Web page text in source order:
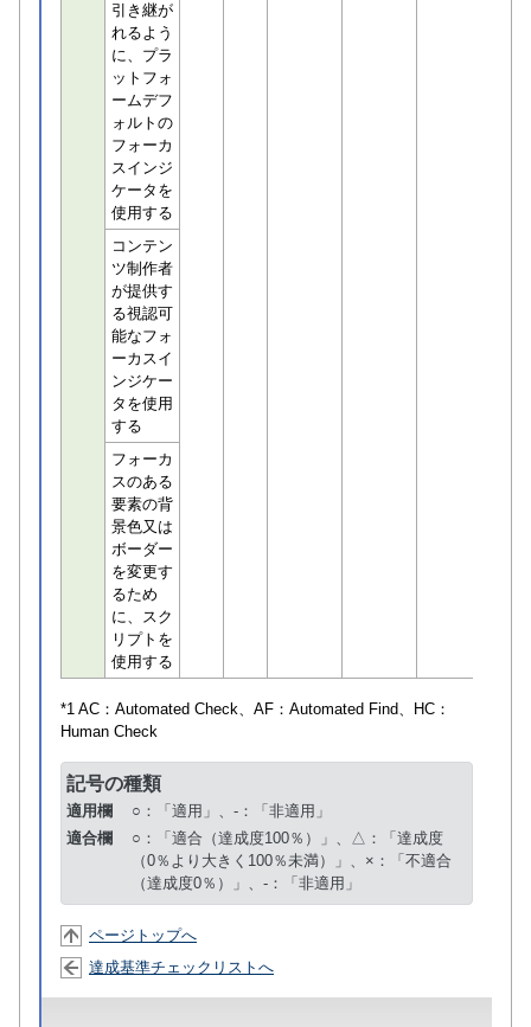
引き継が
れるよう
に、プラ
ットフォ
ームデフ
ォルトの
フォーカ
スインジ
ケータを
使用する
コンテン
ツ制作者
が提供す
る視認可
能なフォ
ーカスイ
ンジケー
タを使用
する
フォーカ
スのある
要素の背
景色又は
ボーダー
を変更す
るため
に、スク
リプトを
使用する
*1 AC： Automated Check、AF： Automated Find、HC：
Human Check
記号の種類
適用欄
○：「適用」、-：「非適用」
適合欄
○：「適合（達成度100％）」、△：「達成度
（0％より大きく100％未満）」、×：「不適合
（達成度0％）」、-：「非適用」
ページトップへ
達成基準チェックリストへ